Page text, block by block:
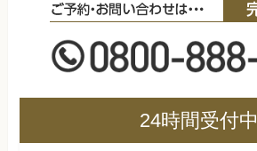
24時間受付中